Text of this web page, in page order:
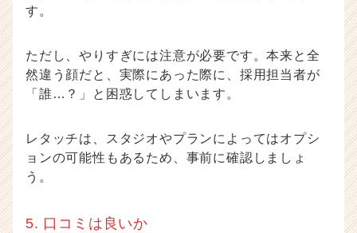
す。
ただし、やりすぎには注意が必要です。本来と全
然違う顔だと、実際にあった際に、採用担当者が
「誰…？」と困惑してしまいます。
レタッチは、スタジオやプランによってはオプシ
ョンの可能性もあるため、事前に確認しましょ
う。
5. 口コミは良いか